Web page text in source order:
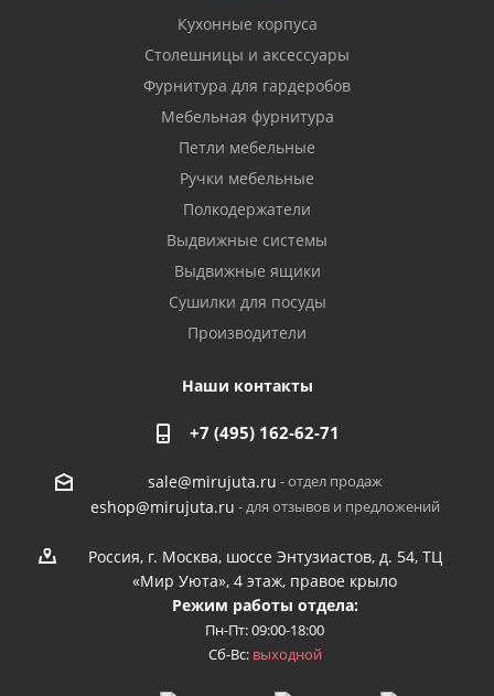
Кухонные корпуса
Столешницы и аксессуары
Фурнитура для гардеробов
Мебельная фурнитура
Петли мебельные
Ручки мебельные
Полкодержатели
Выдвижные системы
Выдвижные ящики
Сушилки для посуды
Производители
Наши контакты
+7 (495) 162-62-71
sale@mirujuta.ru - отдел продаж
eshop@mirujuta.ru - для отзывов и предложений
Россия, г. Москва, шоссе Энтузиастов, д. 54, ТЦ
«Мир Уюта», 4 этаж, правое крыло
Режим работы отдела:
Пн-Пт: 09:00-18:00
Сб-Вс: выходной